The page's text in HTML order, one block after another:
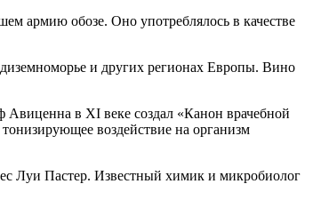
армию обозе. Оно употреблялось в качестве
и других регионах Европы. Вино
Авиценна в XI веке создал «Канон врачебной
воздействие на организм
Луи Пастер. Известный химик и микробиолог